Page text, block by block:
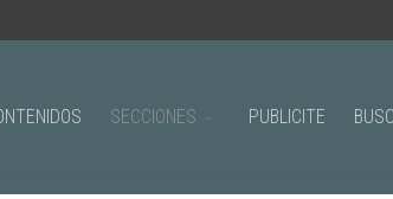
SECCIONES PUBLICITE